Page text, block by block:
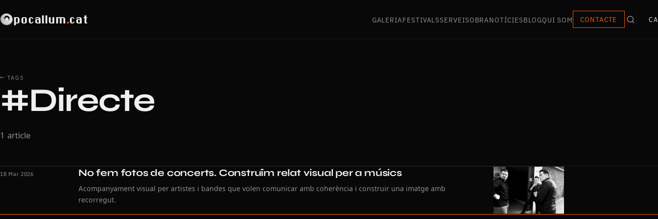
pocallum.cat GALERIAFESTIVALSSERVEISOBRANOTÍCIESBLOGQUI SOM CONTACTE CA
← TAGS
#Directe
1 article
18 Mar 2026 No fem fotos de concerts. Construïm relat visual per a músics
Acompanyament visual per artistes i bandes que volen comunicar amb coherència i construir una imatge amb
recorregut.